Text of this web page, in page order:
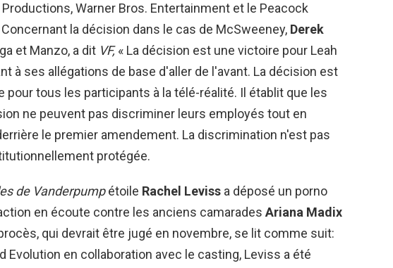
Warner Bros. Entertainment et le Peacock
la décision dans le cas de McSweeney, Derek
et Manzo, a dit VF,« La décision est une victoire pour Leah
à ses allégations de base d'aller de l'avant. La décision est
pour tous les participants à la télé-réalité. Il établit que les
ne peuvent pas discriminer leurs employés tout en
le premier amendement. La discrimination n'est pas
protégée.
de Vanderpumpétoile Rachel Leviss a déposé un porno
en écoute contre les anciens camarades Ariana Madix
qui devrait être jugé en novembre, se lit comme suit:
Evolution en collaboration avec le casting, Leviss a été